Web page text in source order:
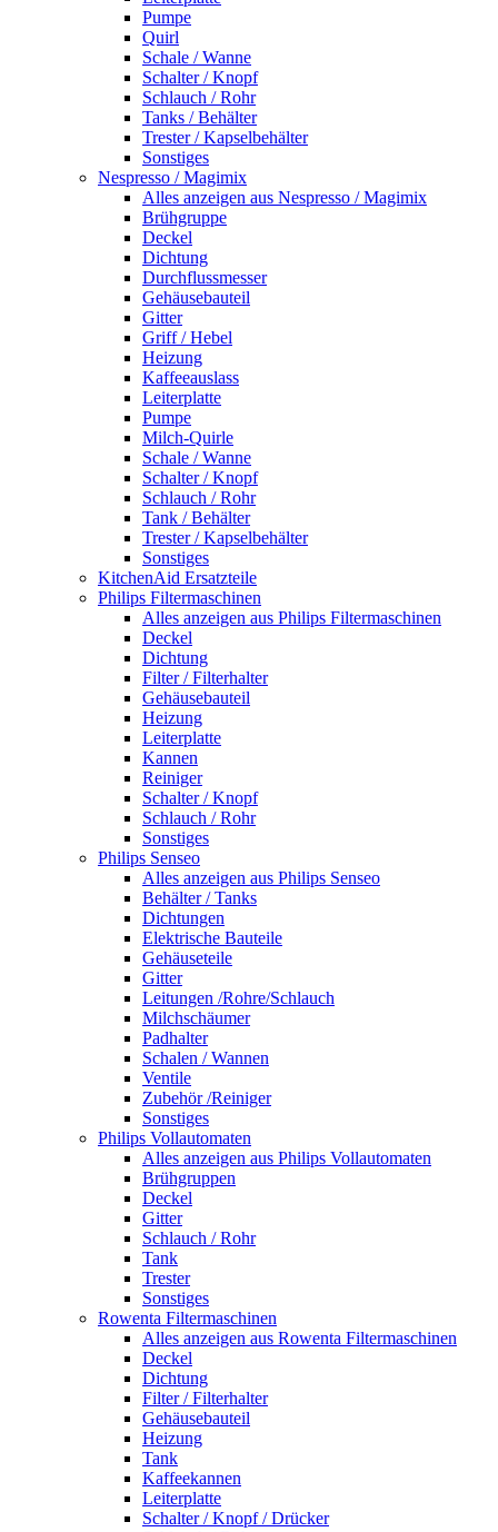
Pumpe
Quirl
Schale / Wanne
Schalter / Knopf
Schlauch / Rohr
Tanks / Behälter
Trester / Kapselbehälter
Sonstiges
Nespresso / Magimix
Alles anzeigen aus Nespresso / Magimix
Brühgruppe
Deckel
Dichtung
Durchflussmesser
Gehäusebauteil
Gitter
Griff / Hebel
Heizung
Kaffeeauslass
Leiterplatte
Pumpe
Milch-Quirle
Schale / Wanne
Schalter / Knopf
Schlauch / Rohr
Tank / Behälter
Trester / Kapselbehälter
Sonstiges
KitchenAid Ersatzteile
Philips Filtermaschinen
Alles anzeigen aus Philips Filtermaschinen
Deckel
Dichtung
Filter / Filterhalter
Gehäusebauteil
Heizung
Leiterplatte
Kannen
Reiniger
Schalter / Knopf
Schlauch / Rohr
Sonstiges
Philips Senseo
Alles anzeigen aus Philips Senseo
Behälter / Tanks
Dichtungen
Elektrische Bauteile
Gehäuseteile
Gitter
Leitungen /Rohre/Schlauch
Milchschäumer
Padhalter
Schalen / Wannen
Ventile
Zubehör /Reiniger
Sonstiges
Philips Vollautomaten
Alles anzeigen aus Philips Vollautomaten
Brühgruppen
Deckel
Gitter
Schlauch / Rohr
Tank
Trester
Sonstiges
Rowenta Filtermaschinen
Alles anzeigen aus Rowenta Filtermaschinen
Deckel
Dichtung
Filter / Filterhalter
Gehäusebauteil
Heizung
Tank
Kaffeekannen
Leiterplatte
Schalter / Knopf / Drücker